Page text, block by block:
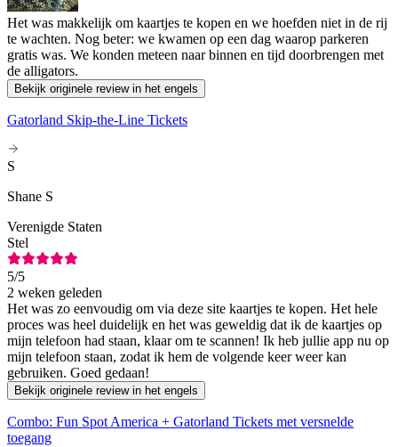
Het was makkelijk om kaartjes te kopen en we hoefden niet in de rij
te wachten. Nog beter: we kwamen op een dag waarop parkeren
gratis was. We konden meteen naar binnen en tijd doorbrengen met
de alligators.
Bekijk originele review in het engels
Gatorland Skip-the-Line Tickets
S
Shane S
Verenigde Staten
Stel
5/5
2 weken geleden
Het was zo eenvoudig om via deze site kaartjes te kopen. Het hele
proces was heel duidelijk en het was geweldig dat ik de kaartjes op
mijn telefoon had staan, klaar om te scannen! Ik heb jullie app nu op
mijn telefoon staan, zodat ik hem de volgende keer weer kan
gebruiken. Goed gedaan!
Bekijk originele review in het engels
Combo: Fun Spot America + Gatorland Tickets met versnelde
toegang